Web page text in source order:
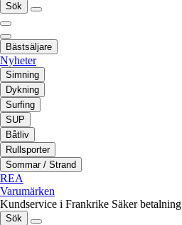
Sök
Bästsäljare
Nyheter
Simning
Dykning
Surfing
SUP
Båtliv
Rullsporter
Sommar / Strand
REA
Varumärken
Kundservice i Frankrike Säker betalning
Sök